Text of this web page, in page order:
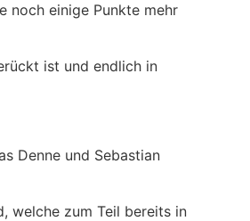
noch einige Punkte mehr
ist und endlich in
Denne und Sebastian
welche zum Teil bereits in